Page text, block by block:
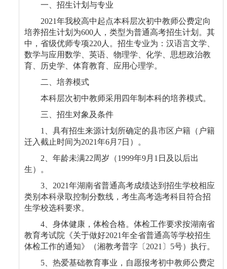
一、招生计划与专业
2021年我校高中起点本科层次初中教师公费定向
培养招生计划为600 人，类型为普通高考招生计划。其
中，省级优师专项220 人。招生专业为：汉语言文学、
数学与应用数学、英语、物理学、化学、思想政治教
育、历史学、体育教育、应用心理学。
二、培养模式
本科层次初中教师采用四年制本科的培养模式。
三、招生对象及条件
1
、具有招生来源计划所确定的县市区户籍（户籍
迁入截止时间为2021年6月 7日）。
2 、年龄未满22周岁（1999年9月 1 日及以后出
生）。
3
2021年湖南省普通高考成绩达到招生学校相应
类别本科录取控制分数线，考生高考选考科目符合招
生学校选科要求。
4 、身体健康，体检合格。体检工作要求按湖南省
教育考试院《关于做好2021年全省普通高等学校招生
体检工作的通知》（湘教考普字〔 2021 〕 5号）执行。
5 、热爱基础教育事业，自愿报考初中教师公费定